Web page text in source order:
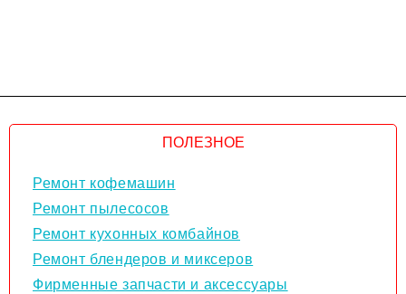
ПОЛЕЗНОЕ
Ремонт кофемашин
Ремонт пылесосов
Ремонт кухонных комбайнов
Ремонт блендеров и миксеров
Фирменные запчасти и аксессуары